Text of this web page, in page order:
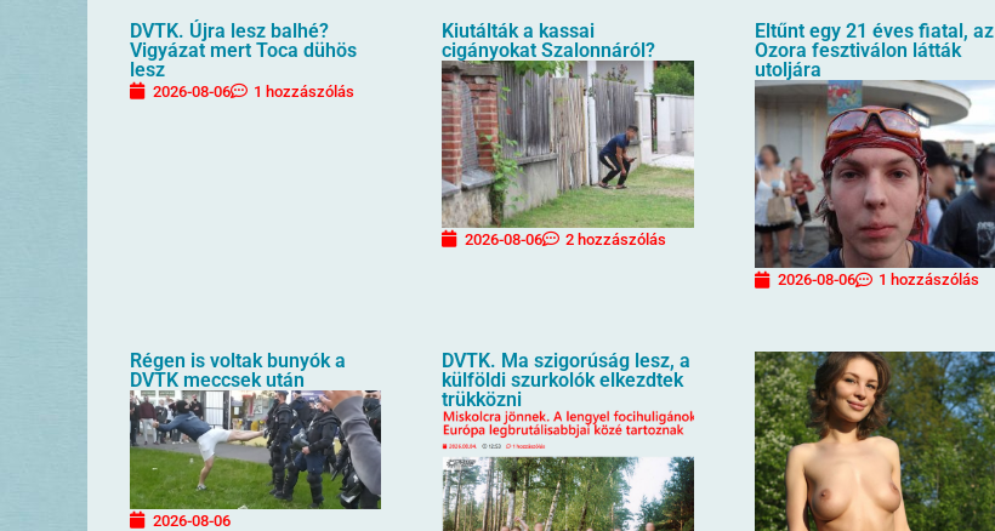
DVTK. Újra lesz balhé?
Vigyázat mert Toca dühös
lesz
2026-08-06 1 hozzászólás
Kiutálták a kassai
cigányokat Szalonnáról?
2026-08-06 2 hozzászólás
Eltűnt egy 21 éves fiatal, az
Ozora fesztiválon látták
utoljára
2026-08-06 1 hozzászólás
Régen is voltak bunyók a
DVTK meccsek után
2026-08-06
DVTK. Ma szigorúság lesz, a
külföldi szurkolók elkezdtek
trükközni